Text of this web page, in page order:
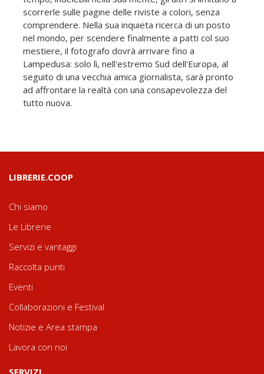
scorrerle sulle pagine delle riviste a colori, senza
comprendere. Nella sua inquieta ricerca di un posto
nel mondo, per scendere finalmente a patti col suo
mestiere, il fotografo dovrà arrivare fino a
Lampedusa: solo lì, nell'estremo Sud dell'Europa, al
seguito di una vecchia amica giornalista, sarà pronto
ad affrontare la realtà con una consapevolezza del
tutto nuova.
LIBRERIE.COOP
Chi siamo
Le Librerie
Servizi e vantaggi
Raccolta punti
Eventi
Collaborazioni e Festival
Notizie e Area stampa
Lavora con noi
SERVIZI